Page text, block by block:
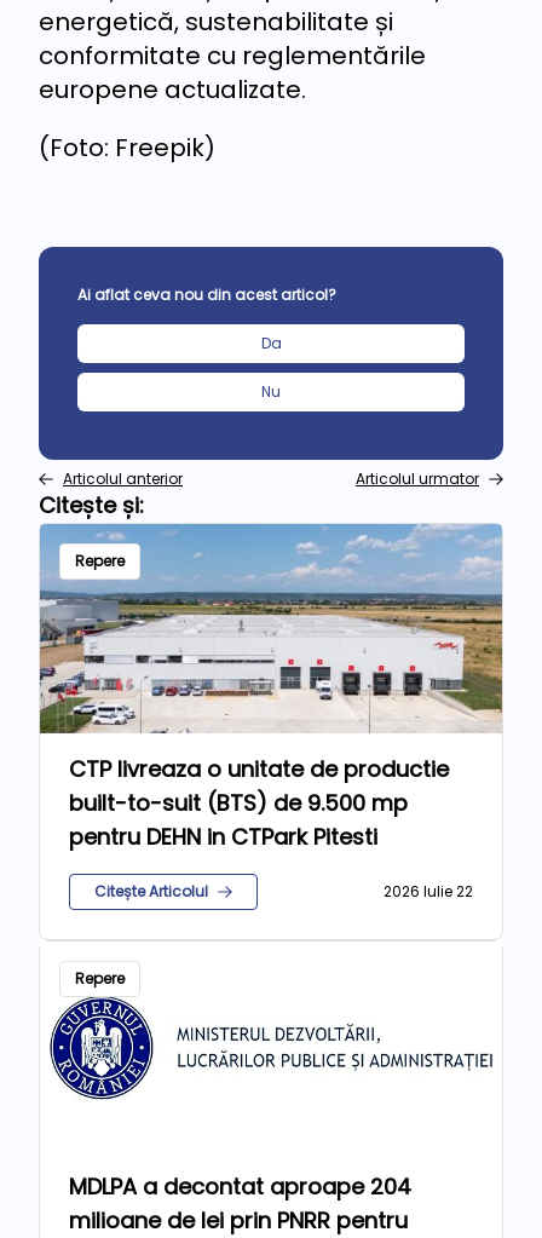
energetică, sustenabilitate și
conformitate cu reglementările
europene actualizate.
(Foto: Freepik)
Ai aflat ceva nou din acest articol?
Da
Nu
Articolul anterior Articolul urmator
Citește și:
Repere
CTP livreaza o unitate de productie
built-to-suit (BTS) de 9.500 mp
pentru DEHN in CTPark Pitesti
Citește Articolul 2026 Iulie 22
Repere
MDLPA a decontat aproape 204
milioane de lei prin PNRR pentru